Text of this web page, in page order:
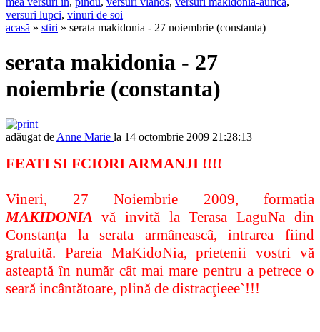
versuri lupci, vinuri de soi
acasă » stiri » serata makidonia - 27 noiembrie (constanta)
serata makidonia - 27
noiembrie (constanta)
adăugat de Anne Marie la 14 octombrie 2009 21:28:13
FEATI SI FCIORI ARMANJI !!!!
Vineri, 27 Noiembrie 2009, formatia
MAKIDONIA vă invită la Terasa LaguNa din
Constanţa la serata armâneascâ, intrarea fiind
gratuită. Pareia MaKidoNia, prietenii vostri vă
asteaptă în număr cât mai mare pentru a petrece o
seară incântătoare, plină de distracţieee`!!!